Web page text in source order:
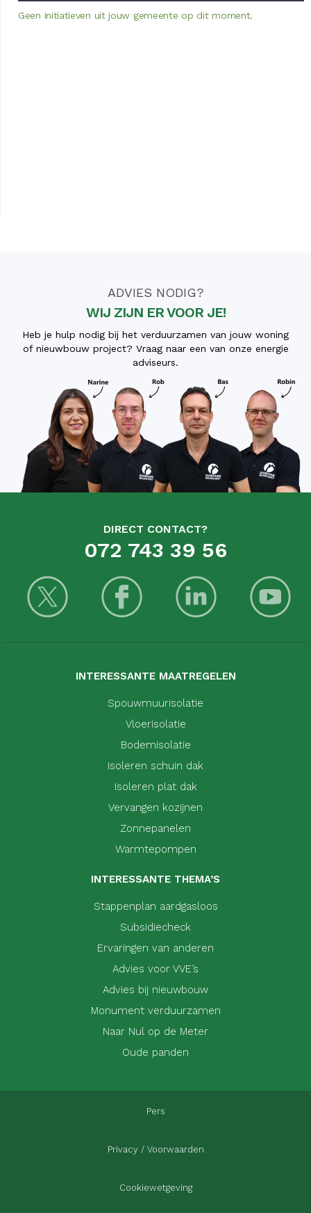
Geen initiatieven uit jouw gemeente op dit moment.
ADVIES NODIG?
WIJ ZIJN ER VOOR JE!
Heb je hulp nodig bij het verduurzamen van jouw woning
of nieuwbouw project? Vraag naar een van onze energie
adviseurs.
DIRECT CONTACT?
072 743 39 56
INTERESSANTE MAATREGELEN
Spouwmuurisolatie
Vloerisolatie
Bodemisolatie
Isoleren schuin dak
Isoleren plat dak
Vervangen kozijnen
Zonnepanelen
Warmtepompen
INTERESSANTE THEMA’S
Stappenplan aardgasloos
Subsidiecheck
Ervaringen van anderen
Advies voor VVE’s
Advies bij nieuwbouw
Monument verduurzamen
Naar Nul op de Meter
Oude panden
Pers
Privacy / Voorwaarden
Cookiewetgeving